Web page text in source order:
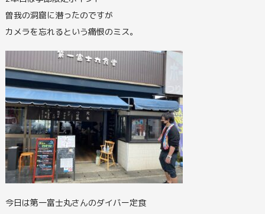
曽我の洞窟に潜ったのですが
カメラを忘れるという痛恨のミス。
今日は第一富士丸さんのダイバー定食